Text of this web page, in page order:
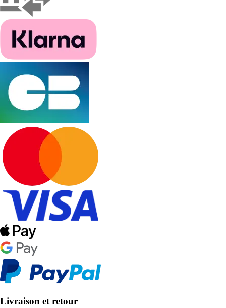
Livraison et retour